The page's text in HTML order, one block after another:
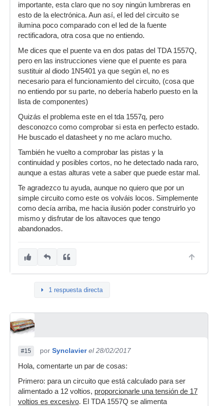
importante, esta claro que no soy ningún lumbreras en
esto de la electrónica. Aun así, el led del circuito se
ilumina poco comparado con el led de la fuente
rectificadora, otra cosa que no entiendo.
Me dices que el puente va en dos patas del TDA 1557Q,
pero en las instrucciones viene que el puente es para
sustituir al diodo 1N5401 ya que según el, no es
necesario para el funcionamiento del circuito, (cosa que
no entiendo por su parte, no debería haberlo puesto en la
lista de componentes)
Quizás el problema este en el tda 1557q, pero
desconozco como comprobar si esta en perfecto estado.
He buscado el datasheet y no me aclaro mucho.
También he vuelto a comprobar las pistas y la
continuidad y posibles cortos, no he detectado nada raro,
aunque a estas alturas vete a saber que puede estar mal.
Te agradezco tu ayuda, aunque no quiero que por un
simple circuito como este os volváis locos. Simplemente
como decía arriba, me hacia ilusión poder construirlo yo
mismo y disfrutar de los altavoces que tengo
abandonados.
1 respuesta directa
#15 por Synclavier el 28/02/2017
Hola, comentarte un par de cosas:
Primero: para un circuito que está calculado para ser
alimentado a 12 voltios, proporcionarle una tensión de 17
voltios es excesivo. El TDA 1557Q se alimenta